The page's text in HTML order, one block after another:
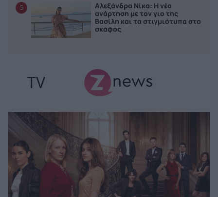
5
Αλεξάνδρα Νίκα: Η νέα
ανάρτηση με τον γιο της
Βασίλη και τα στιγμιότυπα στο
σκάφος
TV